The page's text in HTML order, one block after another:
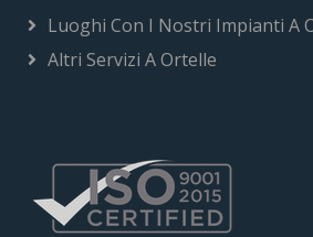
Luoghi Con I Nostri Impianti A
Altri Servizi A Ortelle